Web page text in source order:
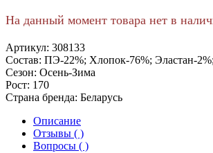
На данный момент товара нет в
Артикул: 308133
Состав: ПЭ-22%; Хлопок-76%; Эластан-
Сезон: Осень-Зима
Рост: 170
Страна бренда: Беларусь
Описание
Отзывы ( )
Вопросы ( )